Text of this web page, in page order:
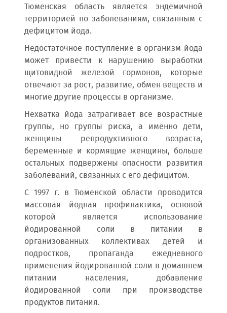
Тюменская область является эндемичной
территорией по заболеваниям, связанным с
дефицитом йода.
Недостаточное поступление в организм йода
может привести к нарушению выработки
щитовидной железой гормонов, которые
отвечают за рост, развитие, обмен веществ и
многие другие процессы в организме.
Нехватка йода затрагивает все возрастные
группы, но группы риска, а именно дети,
женщины репродуктивного возраста,
беременные и кормящие женщины, больше
остальных подвержены опасности развития
заболеваний, связанных с его дефицитом.
С 1997 г. в Тюменской области проводится
массовая йодная профилактика, основой
которой является использование
йодированной соли в питании в
организованных коллективах детей и
подростков, пропаганда ежедневного
применения йодированной соли в домашнем
питании населения, добавление
йодированной соли при производстве
продуктов питания.